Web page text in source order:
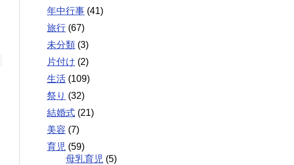
年中行事 (41)
旅行 (67)
未分類 (3)
片付け (2)
生活 (109)
祭り (32)
結婚式 (21)
美容 (7)
育児 (59)
母乳育児 (5)